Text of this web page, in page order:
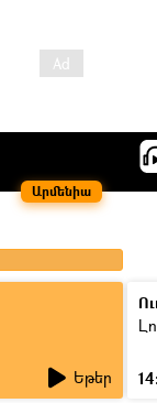
Արմենիա
Եթեր